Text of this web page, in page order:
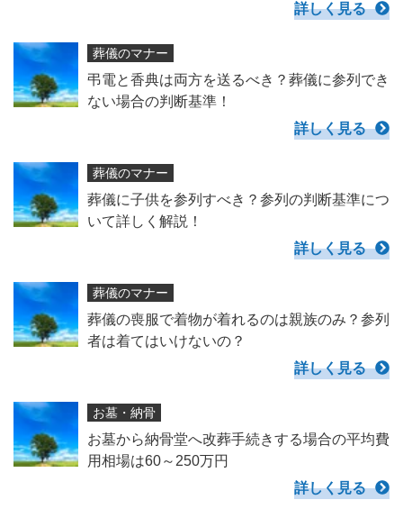
詳しく見る
葬儀のマナー
弔電と香典は両方を送るべき？葬儀に参列でき
ない場合の判断基準！
詳しく見る
葬儀のマナー
葬儀に子供を参列すべき？参列の判断基準につ
いて詳しく解説！
詳しく見る
葬儀のマナー
葬儀の喪服で着物が着れるのは親族のみ？参列
者は着てはいけないの？
詳しく見る
お墓・納骨
お墓から納骨堂へ改葬手続きする場合の平均費
用相場は60～250万円
詳しく見る